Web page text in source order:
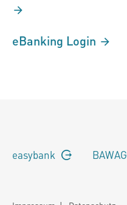
eBanking Login
easybank BAWAG